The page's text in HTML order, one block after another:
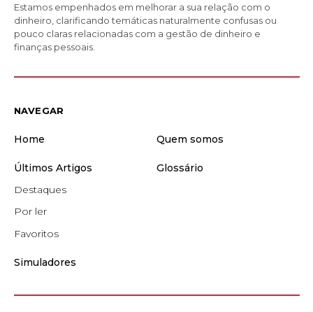
Estamos empenhados em melhorar a sua relação com o
dinheiro, clarificando temáticas naturalmente confusas ou
pouco claras relacionadas com a gestão de dinheiro e
finanças pessoais.
NAVEGAR
Home Quem somos
Últimos Artigos
Destaques
Por ler
Favoritos
Glossário
Simuladores